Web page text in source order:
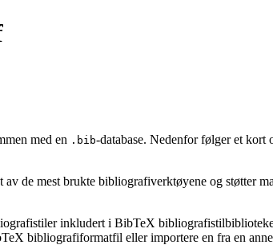
med en .bib-database. Nedenfor følger et
de mest brukte bibliografiverktøyene og støtter
inkludert i BibTeX
bibliografiformatfil eller importere en fra en